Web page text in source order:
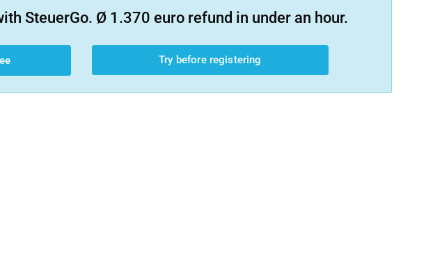
SteuerGo. Ø 1.370 euro refund in under an hour.
Try before registering